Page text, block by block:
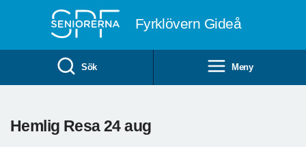
Fyrklövern Gideå
Sök Meny
Hemlig Resa 24 aug